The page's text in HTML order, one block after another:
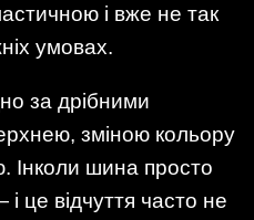
і вже не так
умовах.
за дрібними
зміною кольору
Інколи шина просто
це відчуття часто не